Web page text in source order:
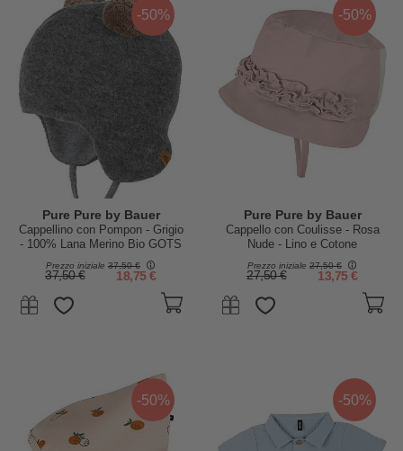
-50%
Pure Pure by Bauer
Cappellino con Pompon - Grigio
- 100% Lana Merino Bio GOTS
Prezzo iniziale 37,50 €
37,50 € 18,75 €
-50%
Pure Pure by Bauer
Cappello con Coulisse - Rosa
Nude - Lino e Cotone
Prezzo iniziale 27,50 €
27,50 € 13,75 €
-50% -50%